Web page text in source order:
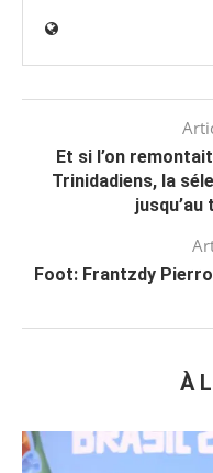
Et si l’on
Trinidadiens, la
Foot: Frantzdy
À